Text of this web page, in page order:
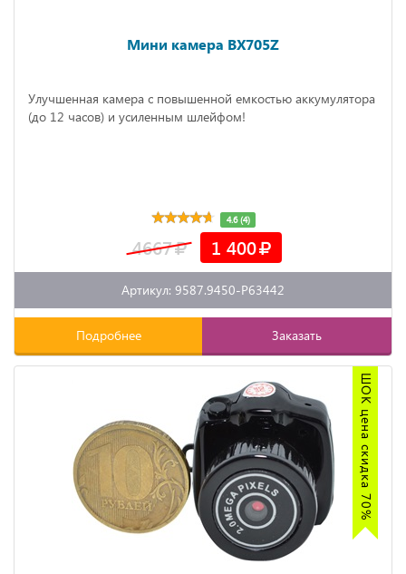
Мини камера BX705Z
Улучшенная камера с повышенной емкостью аккумулятора
(до 12 часов) и усиленным шлейфом!
4.6 (4)
4667 1 400
Артикул: 9587.9450-P63442
Подробнее Заказать
ШОК цена скидка 70%